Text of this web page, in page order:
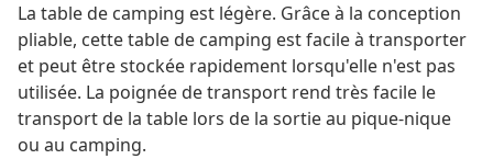
La table de camping est légère. Grâce à la conception
pliable, cette table de camping est facile à transporter
et peut être stockée rapidement lorsqu'elle n'est pas
utilisée. La poignée de transport rend très facile le
transport de la table lors de la sortie au pique-nique
ou au camping.